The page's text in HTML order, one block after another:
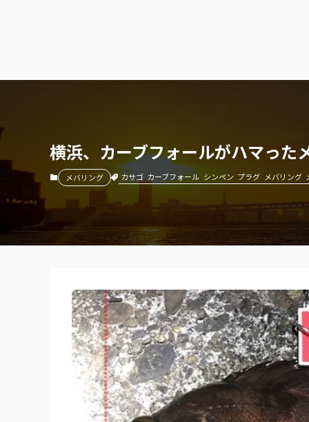
横浜、カーブフォールがハマった
メバリング カサゴ カーブフォール シンペン プラグ メバリング